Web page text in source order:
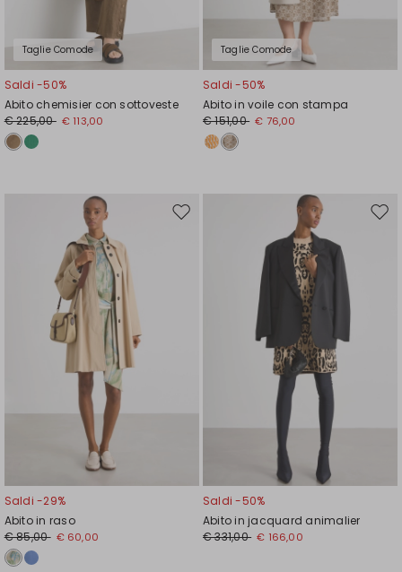
Taglie Comode
Saldi -50%
Abito chemisier con sottoveste
€ 225,00 € 113,00
Taglie Comode
Saldi -50%
Abito in voile con stampa
€ 151,00 € 76,00
Sposta
Saldi -29%
Abito in raso
€ 85,00 € 60,00
Saldi -50%
Abito in jacquard animalier
€ 331,00 € 166,00